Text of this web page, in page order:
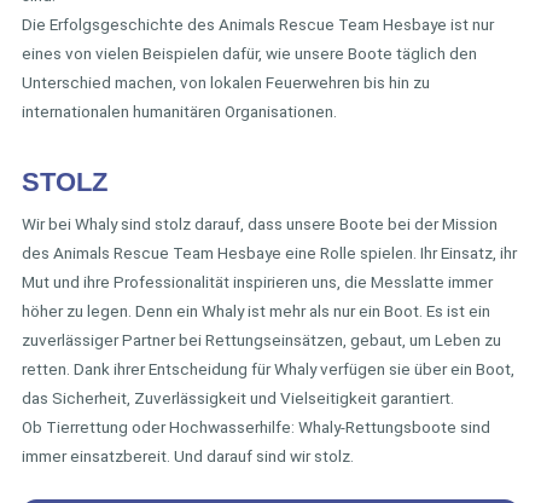
Die Erfolgsgeschichte des Animals Rescue Team Hesbaye ist nur
eines von vielen Beispielen dafür, wie unsere Boote täglich den
Unterschied machen, von lokalen Feuerwehren bis hin zu
internationalen humanitären Organisationen.
STOLZ
Wir bei Whaly sind stolz darauf, dass unsere Boote bei der Mission
des Animals Rescue Team Hesbaye eine Rolle spielen. Ihr Einsatz, ihr
Mut und ihre Professionalität inspirieren uns, die Messlatte immer
höher zu legen. Denn ein Whaly ist mehr als nur ein Boot. Es ist ein
zuverlässiger Partner bei Rettungseinsätzen, gebaut, um Leben zu
retten. Dank ihrer Entscheidung für Whaly verfügen sie über ein Boot,
das Sicherheit, Zuverlässigkeit und Vielseitigkeit garantiert.
Ob Tierrettung oder Hochwasserhilfe: Whaly-Rettungsboote sind
immer einsatzbereit. Und darauf sind wir stolz.